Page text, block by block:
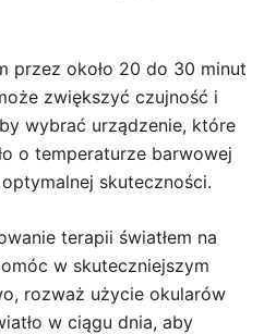
przez około 20 do 30 minut
zwiększyć czujność i
wybrać urządzenie, które
o temperaturze barwowej
skuteczności.
terapii światłem na
w skuteczniejszym
rozważ użycie okularów
w ciągu dnia, aby